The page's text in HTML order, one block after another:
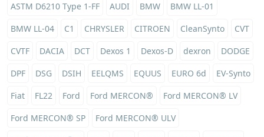
ASTM D6210 Type 1-FF
AUDI BMW
BMW LL-01
BMW LL-04
C1 CHRYSLER CITROEN CleanSynto
CVT
CVTF
DACIA DCT Dexos 1 Dexos-D dexron
DODGE
DPF
DSG DSIH EELQMS EQUUS EURO 6d
EV-Synto
Fiat
FL22 Ford Ford MERCON®
Ford MERCON® LV
Ford MERCON® SP
Ford MERCON® ULV